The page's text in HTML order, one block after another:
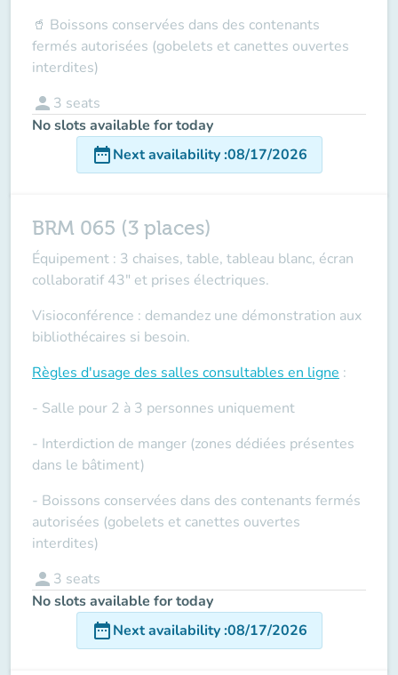
🥤 Boissons conservées dans des contenants
fermés autorisées (gobelets et canettes ouvertes
interdites)
person 3 seats
No slots available for today
date_rangeNext availability:08/17/2026
BRM 065 (3 places)
Équipement : 3 chaises, table, tableau blanc, écran
collaboratif 43" et prises électriques.
Visioconférence : demandez une démonstration aux
bibliothécaires si besoin.
Règles d'usage des salles consultables en ligne :
- Salle pour 2 à 3 personnes uniquement
- Interdiction de manger (zones dédiées présentes
dans le bâtiment)
- Boissons conservées dans des contenants fermés
autorisées (gobelets et canettes ouvertes
interdites)
person 3 seats
No slots available for today
date_rangeNext availability:08/17/2026